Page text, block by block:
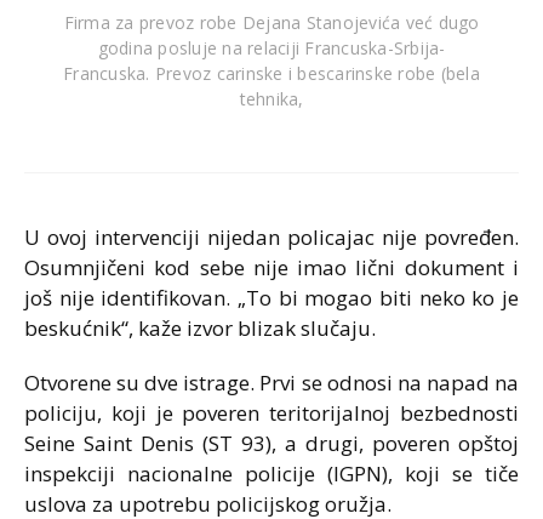
Firma za prevoz robe Dejana Stanojevića već dugo
godina posluje na relaciji Francuska-Srbija-
Francuska. Prevoz carinske i bescarinske robe (bela
tehnika,
U ovoj intervenciji nijedan policajac nije povređen.
Osumnjičeni kod sebe nije imao lični dokument i
još nije identifikovan. „To bi mogao biti neko ko je
beskućnik“, kaže izvor blizak slučaju.
Otvorene su dve istrage. Prvi se odnosi na napad na
policiju, koji je poveren teritorijalnoj bezbednosti
Seine Saint Denis (ST 93), a drugi, poveren opštoj
inspekciji nacionalne policije (IGPN), koji se tiče
uslova za upotrebu policijskog oružja.